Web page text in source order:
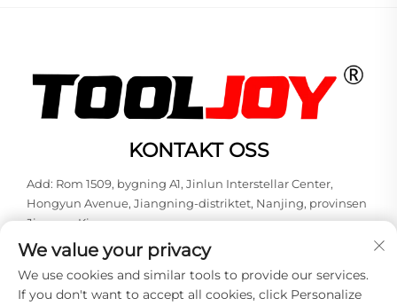
KONTAKT OSS
Add: Rom 1509, bygning A1, Jinlun Interstellar Center,
Hongyun Avenue, Jiangning-distriktet, Nanjing, provinsen
Jiangsu, Kina
Tlf:+86-13851848144
E-post: [email protected]
We value your privacy
We use cookies and similar tools to provide our services.
If you don't want to accept all cookies, click Personalize